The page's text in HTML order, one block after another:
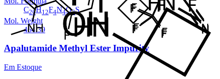
C20H12F4N4O3S
Mol. Weight
464.39
Apalutamide Methyl Ester Impurity
Em Estoque